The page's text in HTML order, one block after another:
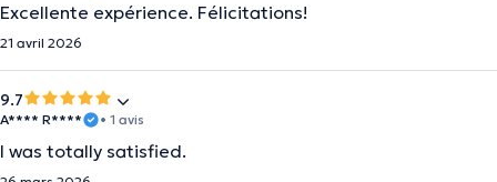
Excellente expérience. Félicitations!
21 avril 2026
9.7
A**** R**** • 1 avis
I was totally satisfied.